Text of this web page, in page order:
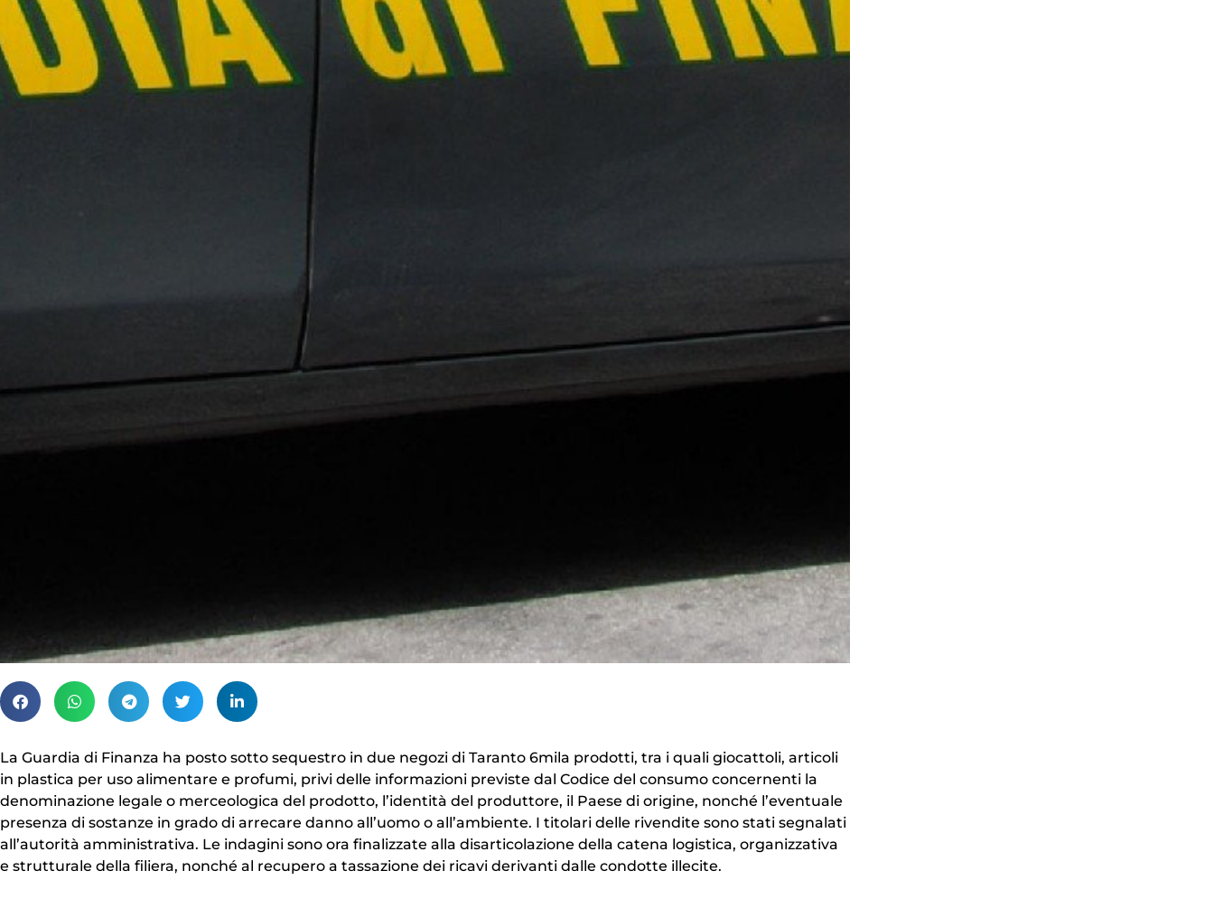
La Guardia di Finanza ha posto sotto sequestro in due negozi di Taranto 6mila prodotti, tra i quali giocattoli, articoli
in plastica per uso alimentare e profumi, privi delle informazioni previste dal Codice del consumo concernenti la
denominazione legale o merceologica del prodotto, l’identità del produttore, il Paese di origine, nonché l’eventuale
presenza di sostanze in grado di arrecare danno all’uomo o all’ambiente. I titolari delle rivendite sono stati segnalati
all’autorità amministrativa. Le indagini sono ora finalizzate alla disarticolazione della catena logistica, organizzativa
e strutturale della filiera, nonché al recupero a tassazione dei ricavi derivanti dalle condotte illecite.